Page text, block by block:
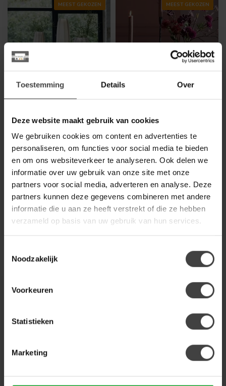
Toestemming Details Over
Deze website maakt gebruik van cookies
We gebruiken cookies om content en advertenties te
personaliseren, om functies voor social media te bieden
en om ons websiteverkeer te analyseren. Ook delen we
informatie over uw gebruik van onze site met onze
partners voor social media, adverteren en analyse. Deze
partners kunnen deze gegevens combineren met andere
informatie die u aan ze heeft verstrekt of die ze hebben
verzameld op basis van uw gebruik van hun services.
Noodzakelijk
Voorkeuren
Statistieken
Marketing
MEEST GEKOZEN
BRADLEY glas licht
bruin
Deze vaas is echt een
sfeermaker. De warme
kleuren zorgen voor een fijn
sfeer. V...
€123,90
Op voorraad
MEEST GEKOZEN
Brons 39x11x40 cm
Voeg een luxe touch toe
aan je interieur met de
stijlvolle, smalle vaas SKELD
in...
€75,00
Op voorraad